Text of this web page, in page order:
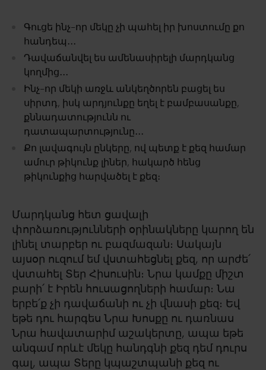
Գուցե ինչ-որ մեկը չի պահել իր խոստումը քո
հանդեպ․․․
Դավաճանվել ես ամենասիրելի մարդկանց
կողմից․․․
Ինչ-որ մեկի առջև անկեղծորեն բացել ես
սիրտդ, իսկ արդյունքը եղել է բամբասանքը,
քննադատությունն ու
դատապարտությունը․․․
Քո լավագույն ընկերը, ով պետք է քեզ համար
ամուր թիկունք լիներ, հակարծ հենց
թիկունքից հարվածել է քեզ։
Մարդկանց հետ ցավալի
փորձառությունների օրինակները կարող են
լինել տարբեր ու բազմազան։ Սակայն
այսօր ուզում եմ վստահեցնել քեզ, որ արժե՛
վստահել Տեր Հիսուսին։ Նրա կամքը միշտ
բարի՛ է Իրեն հուսացողների համար։ Նա
երբե՛ք չի դավաճանի ու չի վնասի քեզ։ Եվ
եթե դու հարգես Նրա Խոսքը ու դառնաս
Նրա հավատարիմ աշակերտը, ապա եթե
անգամ որևէ մեկը հանդգնի քեզ դեմ դուրս
գալ, ապա Տերը կպաշտպանի քեզ ու